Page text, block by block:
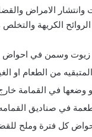
الامراض
الكريهة
زيوت وسمن في احواض
من الطعام او
وضعها في القمامة
في صناديق
كل فترة وملح